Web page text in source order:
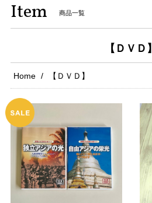
Item 商品一覧
【ＤＶＤ】
Home 【ＤＶＤ】